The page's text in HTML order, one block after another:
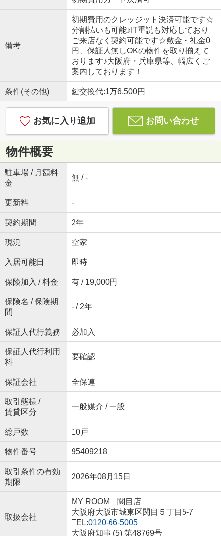
備考
初期費用のクレッジット決済可能です☆
分割払いも可能♪IT重説も対応しており
ご来店なく契約可能です☆敷金・礼金0
円、保証人無しOKの物件を取り揃えて
おります♪大阪府・兵庫県等、幅広くご
案内しております！
条件(その他) 鍵交換代:1万6,500円
お気に入り追加 お問い合わせ
物件概要
駐車場 / 月額料
金
無 / -
更新料 -
契約期間 2年
現況 空家
入居可能日 即時
保険加入 / 料金 有 / 19,000円
保険名 / 保険期
間
- / 2年
保証人代行義務 必加入
保証人代行利用
料
要確認
保証会社 全保連
取引態様 /
賃貸区分
一般媒介 / 一般
総戸数 10戸
物件番号 95409218
取引条件の有効
期限
2026年08月15日
取扱会社
MY ROOM 関目店
大阪府大阪市城東区関目５丁目5-7
TEL:0120-66-5005
大阪府知事 (5) 第48769号